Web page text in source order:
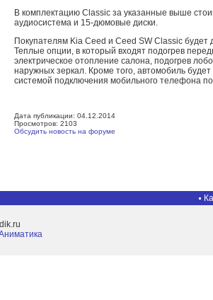
В комплектацию Classic за указанные выше
аудиосистема и 15-дюмовые диски.
Покупателям Kia Ceed и Ceed SW Classic будет
Теплые опции, в который входят подогрев
электрическое отопление салона, подогрев
наружных зеркал. Кроме того, автомобиль
системой подключения мобильного телефона
Дата публикации: 04.12.2014
Просмотров: 2103
Обсудить новость на форуме